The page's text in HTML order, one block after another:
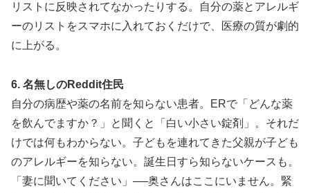
リストに反映されてなかったりする。自分の薬とアレルギ
ーのリストをスマホに入れておくだけで、医療の質が劇的
に上がる。
6. 名無しのReddit住民
自分の病歴や薬の名前を知らない患者。ERで「どんな薬
を飲んでますか？」と聞くと「白い小さい錠剤」。それだ
けでは何もわからない。子どもを連れてきた父親が子ども
のアレルギーを知らない。誕生日すら知らないケースも。
「妻に聞いてください」──奥さんはここにいません。緊